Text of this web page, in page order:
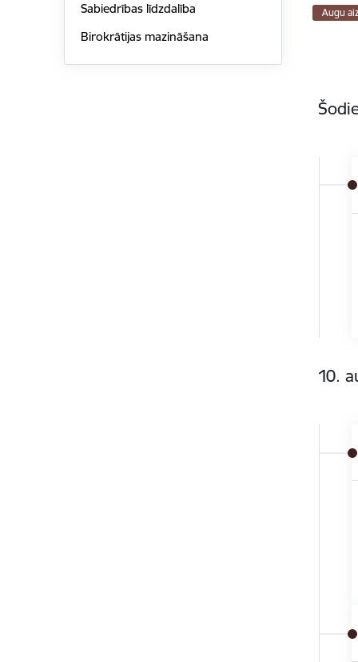
Sabiedrības līdzdalība
Birokrātijas mazināšana
Augu
10.